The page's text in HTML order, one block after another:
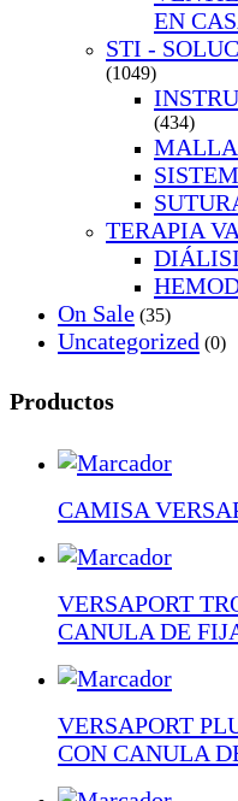
EN
STI -
(1049)
(434)
TERAPIA
On Sale (35)
Uncategorized (0)
Productos
CAMISA
VERSAPORT
CANULA DE
VERSAPORT
CON CANULA